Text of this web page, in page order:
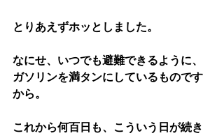
とりあえずホッとしました。
なにせ、いつでも避難できるように、
ガソリンを満タンにしているものです
から。
これから何百日も、こういう日が続き